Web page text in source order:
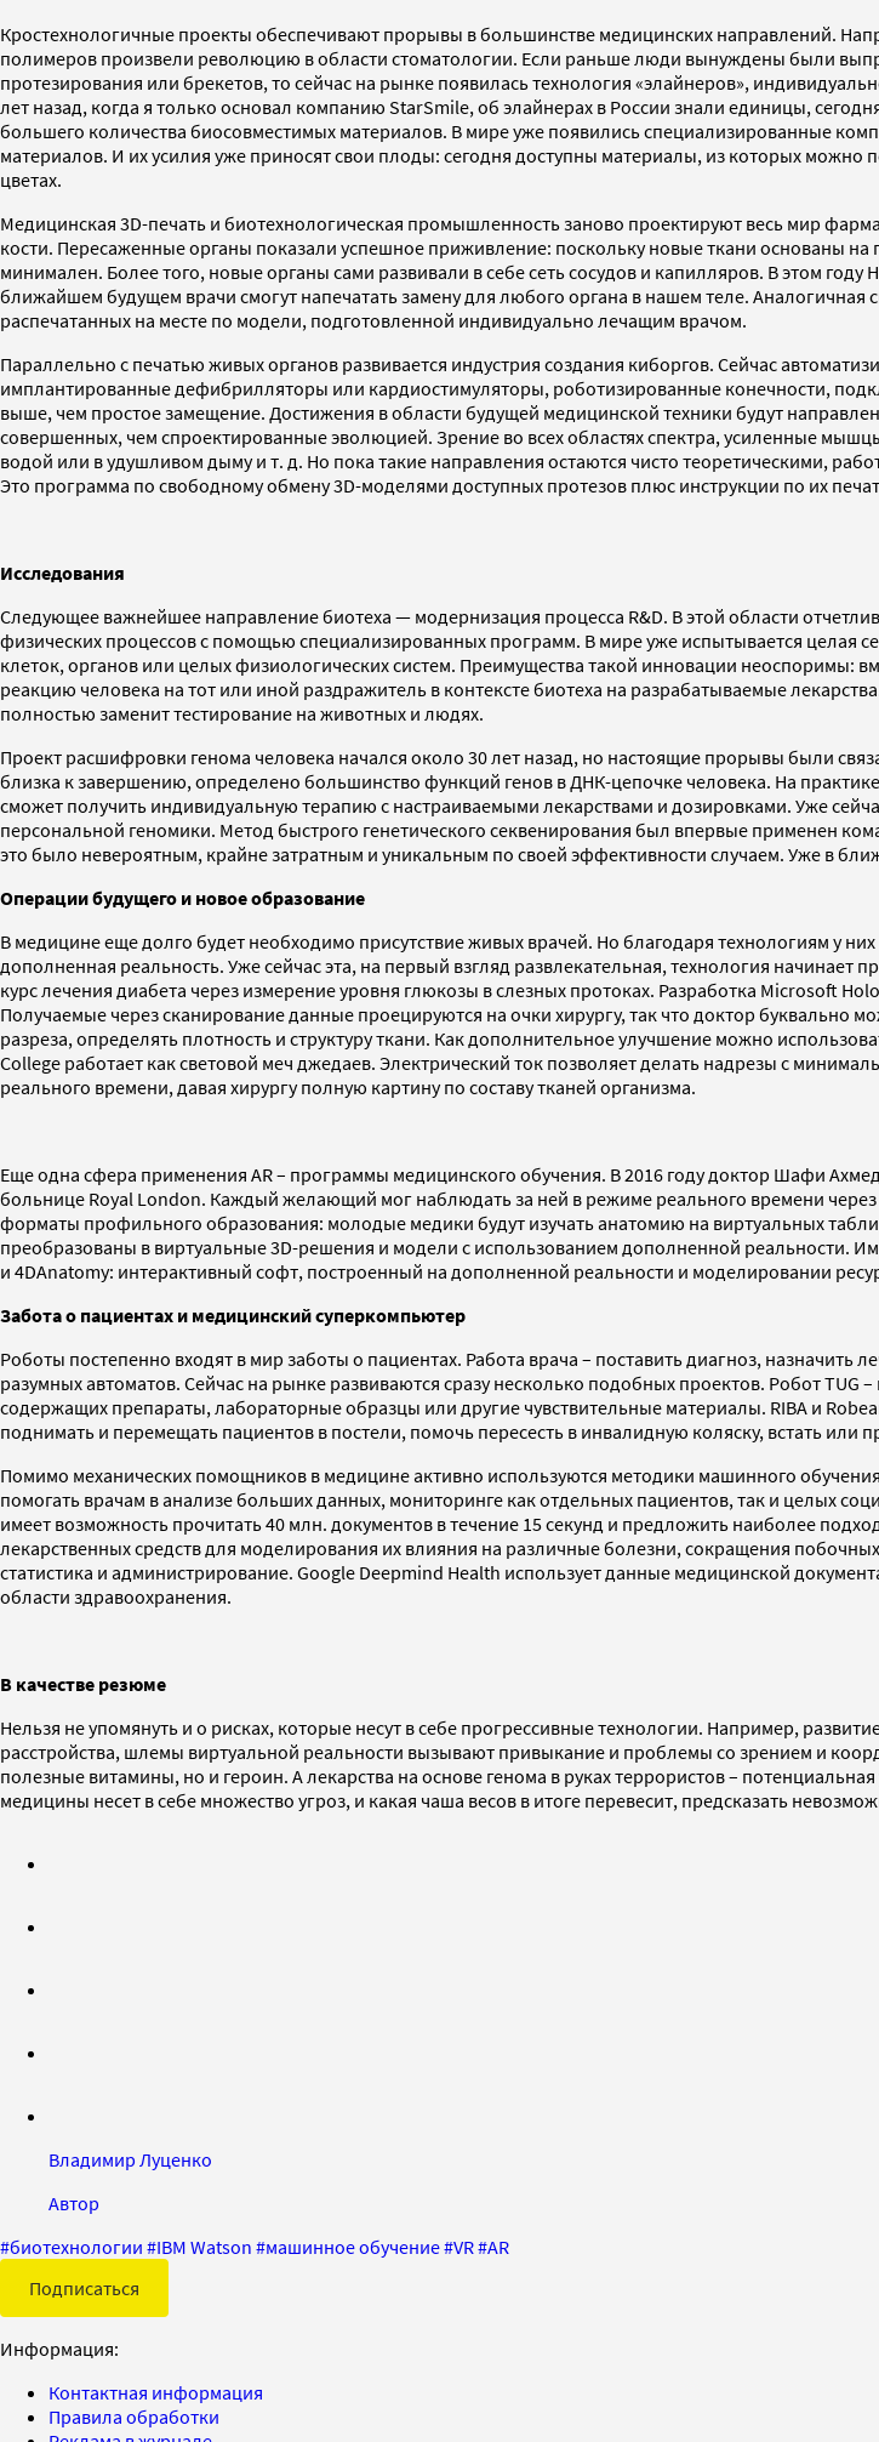
Кростехнологичные проекты обеспечивают прорывы в большинстве медицинских направлений.
полимеров произвели революцию в области стоматологии. Если раньше люди вынуждены были
протезирования или брекетов, то сейчас на рынке появилась технология «элайнеров»,
лет назад, когда я только основал компанию StarSmile, об элайнерах в России знали единицы,
большего количества биосовместимых материалов. В мире уже появились специализированные
материалов. И их усилия уже приносят свои плоды: сегодня доступны материалы, из которых
цветах.
Медицинская 3D-печать и биотехнологическая промышленность заново проектируют весь мир
кости. Пересаженные органы показали успешное приживление: поскольку новые ткани основаны на
минимален. Более того, новые органы сами развивали в себе сеть сосудов и капилляров. В этом
ближайшем будущем врачи смогут напечатать замену для любого органа в нашем теле. Аналогичная
распечатанных на месте по модели, подготовленной индивидуально лечащим врачом.
Параллельно с печатью живых органов развивается индустрия создания киборгов. Сейчас
имплантированные дефибрилляторы или кардиостимуляторы, роботизированные конечности,
выше, чем простое замещение. Достижения в области будущей медицинской техники будут
совершенных, чем спроектированные эволюцией. Зрение во всех областях спектра, усиленные
водой или в удушливом дыму и т. д. Но пока такие направления остаются чисто теоретическими,
Это программа по свободному обмену 3D-моделями доступных протезов плюс инструкции по их
Исследования
Следующее важнейшее направление биотеха — модернизация процесса R&D. В этой области
физических процессов с помощью специализированных программ. В мире уже испытывается целая
клеток, органов или целых физиологических систем. Преимущества такой инновации неоспоримы:
реакцию человека на тот или иной раздражитель в контексте биотеха на разрабатываемые
полностью заменит тестирование на животных и людях.
Проект расшифровки генома человека начался около 30 лет назад, но настоящие прорывы были
близка к завершению, определено большинство функций генов в ДНК-цепочке человека. На
сможет получить индивидуальную терапию с настраиваемыми лекарствами и дозировками. Уже
персональной геномики. Метод быстрого генетического секвенирования был впервые применен
это было невероятным, крайне затратным и уникальным по своей эффективности случаем. Уже в
Операции будущего и новое образование
В медицине еще долго будет необходимо присутствие живых врачей. Но благодаря технологиям у
дополненная реальность. Уже сейчас эта, на первый взгляд развлекательная, технология
курс лечения диабета через измерение уровня глюкозы в слезных протоках. Разработка Microsoft
Получаемые через сканирование данные проецируются на очки хирургу, так что доктор буквально
разреза, определять плотность и структуру ткани. Как дополнительное улучшение можно
College работает как световой меч джедаев. Электрический ток позволяет делать надрезы с
реального времени, давая хирургу полную картину по составу тканей организма.
Еще одна сфера применения AR – программы медицинского обучения. В 2016 году доктор Шафи
больнице Royal London. Каждый желающий мог наблюдать за ней в режиме реального времени
форматы профильного образования: молодые медики будут изучать анатомию на виртуальных
преобразованы в виртуальные 3D-решения и модели с использованием дополненной реальности.
и 4DAnatomy: интерактивный софт, построенный на дополненной реальности и моделировании
Забота о пациентах и медицинский суперкомпьютер
Роботы постепенно входят в мир заботы о пациентах. Работа врача – поставить диагноз,
разумных автоматов. Сейчас на рынке развиваются сразу несколько подобных проектов. Робот TUG
содержащих препараты, лабораторные образцы или другие чувствительные материалы. RIBA и
поднимать и перемещать пациентов в постели, помочь пересесть в инвалидную коляску, встать
Помимо механических помощников в медицине активно используются методики машинного
помогать врачам в анализе больших данных, мониторинге как отдельных пациентов, так и целых
имеет возможность прочитать 40 млн. документов в течение 15 секунд и предложить наиболее
лекарственных средств для моделирования их влияния на различные болезни, сокращения
статистика и администрирование. Google Deepmind Health использует данные медицинской
области здравоохранения.
В качестве резюме
Нельзя не упомянуть и о рисках, которые несут в себе прогрессивные технологии. Например,
расстройства, шлемы виртуальной реальности вызывают привыкание и проблемы со зрением и
полезные витамины, но и героин. А лекарства на основе генома в руках террористов –
медицины несет в себе множество угроз, и какая чаша весов в итоге перевесит, предсказать
Владимир Луценко
Автор
#биотехнологии #IBM Watson #машинное обучение#VR#AR
Подписаться
Информация:
Контактная информация
Правила обработки